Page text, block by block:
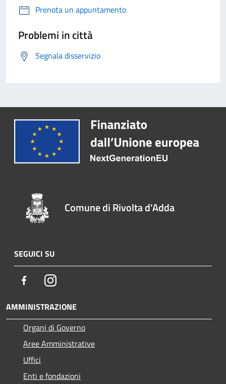
Prenota un appuntamento
Problemi in città
Segnala disservizio
Comune di Rivolta d'Adda
SEGUICI SU
FacebookInstagram
AMMINISTRAZIONE
Organi di Governo
Aree Amministrative
Uffici
Enti e fondazioni